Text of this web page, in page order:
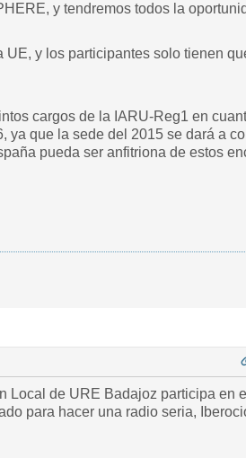
y tendremos todos la
y los participantes solo tienen
cargos de la IARU-Reg1 en
ya que la sede del 2015 se dará a
pueda ser anfitriona de estos
Local de URE Badajoz participa en
que ya esta preparado para hacer una radio seria,